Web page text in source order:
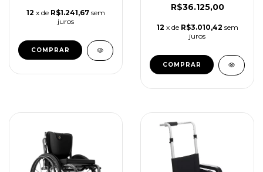
12 x de R$1.241,67 sem
juros
R$36.125,00
12 x de R$3.010,42 sem
juros